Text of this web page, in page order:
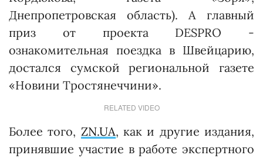
Днепропетровская область). А главный
приз от проекта DESPRO -
ознакомительная поездка в Швейцарию,
достался сумской региональной газете
«Новини Тростянеччини».
RELATED VIDEO
Более того, ZN.UA, как и другие издания,
принявшие участие в работе экспертного